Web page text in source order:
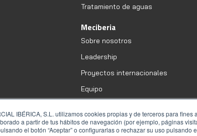
IBÉRICA, S.L. utilizamos cookies propias y de terceros para fines
a partir de tus hábitos de navegación (por ejemplo, páginas
el botón “Aceptar” o configurarlas o rechazar su uso pulsando
Tratamiento de aguas
Meciberia
Sobre nosotros
Leadership
Proyectos internacionales
Equipo